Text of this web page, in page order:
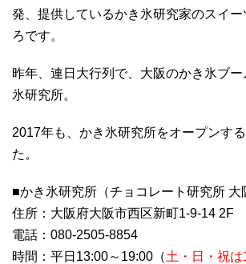
発、提供しているかき氷研究家のスイ
ろです。
昨年、連日大行列で、大阪のかき氷ブー
氷研究所。
2017年も、かき氷研究所をオープンす
た。
■かき氷研究所（チョコレート研究所 大
住所：大阪府大阪市西区新町1-9-14 2F
電話：080-2505-8854
時間：平日13:00～19:00（土・日・祝